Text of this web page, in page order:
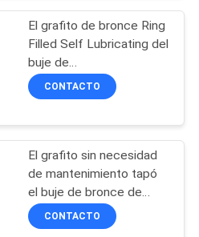
del
herido
1
El grafito de bronce Ring
Filled Self Lubricating del
buje de
CuZn25Al6Fe3Mn3
Oilless utilizó industria del
CONTACTO
El grafito sin necesidad
de mantenimiento tapó
el buje de bronce de
Oilless de los bujes para
la industria del molde
CONTACTO